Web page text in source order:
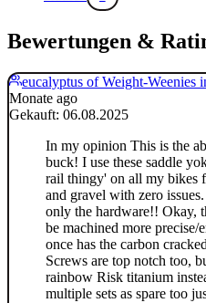
Bewertungen &
eucalyptus of Weight-Weenies
Monate ago
Gekauft: 06.08.2025
In my opinion This is the
buck! I use these saddle
rail thingy' on all my bikes
and gravel with zero
only the hardware!! Okay,
be machined more precise/
once has the carbon
Screws are top notch too,
rainbow Risk titanium
multiple sets as spare too